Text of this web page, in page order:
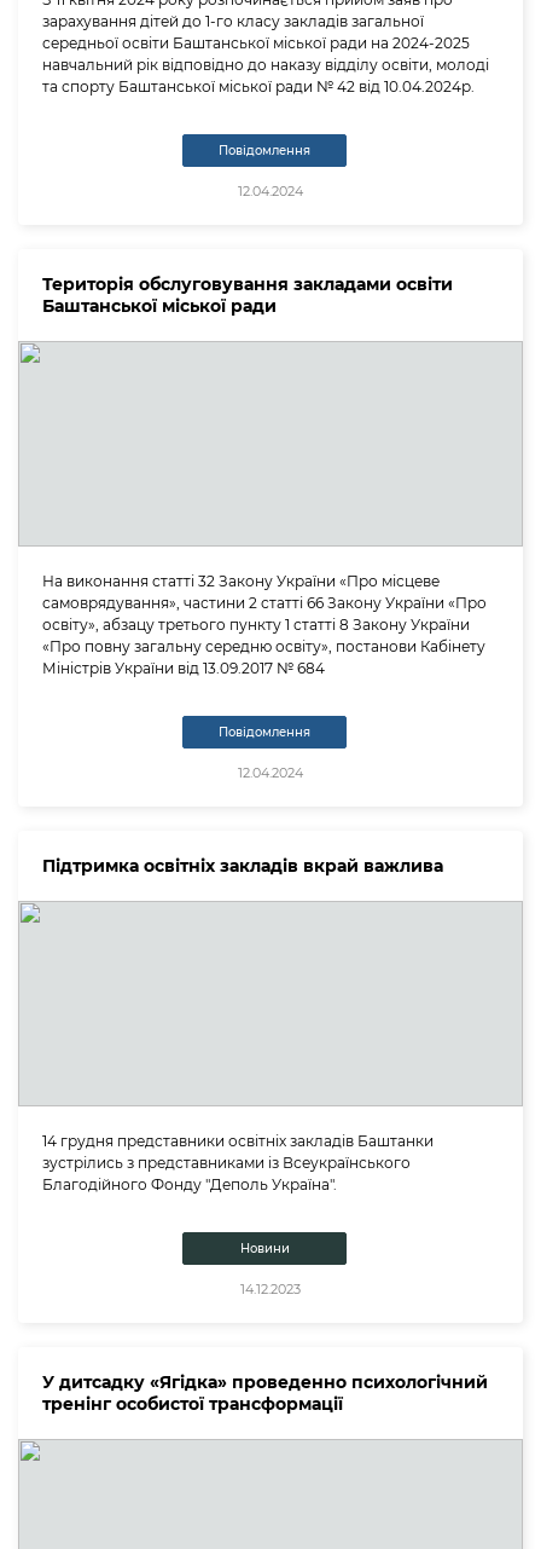
зарахування дітей до 1-го класу закладів загальної
середньої освіти Баштанської міської ради на 2024-2025
навчальний рік відповідно до наказу відділу освіти, молоді
та спорту Баштанської міської ради № 42 від 10.04.2024р.
Повідомлення
12.04.2024
Територія обслуговування закладами освіти
Баштанської міської ради
На виконання статті 32 Закону України «Про місцеве
самоврядування», частини 2 статті 66 Закону України «Про
освіту», абзацу третього пункту 1 статті 8 Закону України
«Про повну загальну середню освіту», постанови Кабінету
Міністрів України від 13.09.2017 № 684
Повідомлення
12.04.2024
Підтримка освітніх закладів вкрай важлива
14 грудня представники освітніх закладів Баштанки
зустрілись з представниками із Всеукраїнського
Благодійного Фонду "Деполь Україна".
Новини
14.12.2023
У дитсадку «Ягідка» проведенно психологічний
тренінг особистої трансформації